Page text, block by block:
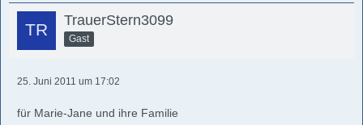
TrauerStern3099
Gast
25. Juni 2011 um 17:02
für Marie-Jane und ihre Familie